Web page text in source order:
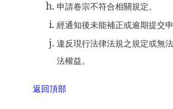
申請卷宗不符合相關規定。
經通知後未能補正或逾期提交申
違反現行法律法規之規定或無
法權益。
返回頂部